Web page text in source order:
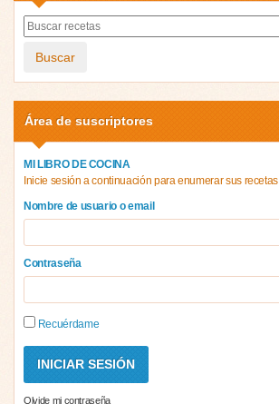
Buscar
Área de suscriptores
MI LIBRO DE COCINA
Inicie sesión a continuación para enumerar sus recetas
Nombre de usuario o email
Contraseña
Recuérdame
Olvide mi contraseña